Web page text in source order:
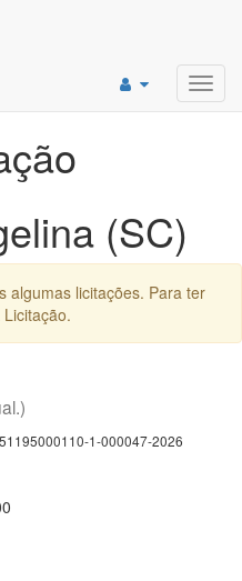
(SC)
algumas licitações. Para ter
1-000047-2026